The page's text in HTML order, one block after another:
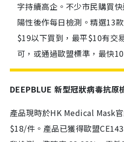
字持續高企。不少市民購買
陽性後作每日檢測。精選13
$19以下買到，最平$10有交
可，或通過歐盟標準，最快
DEEPBLUE 新型冠狀病毒抗原
產品現時於HK Medical Mask
$18/件。產品已獲得歐盟